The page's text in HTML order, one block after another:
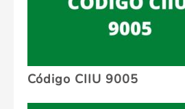
Código CIIU 9005